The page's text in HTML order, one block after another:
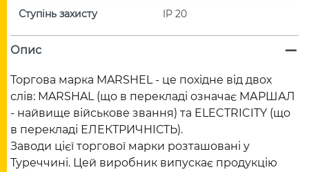
Ступінь захисту IP 20
Опис
Торгова марка MARSHEL - це похідне від двох
слів: MARSHAL (що в перекладі означає МАРШАЛ
- найвище військове звання) та ELECTRICITY (що
в перекладі ЕЛЕКТРИЧНІСТЬ).
Заводи цієї торгової марки розташовані у
Туреччині. Цей виробник випускає продукцію